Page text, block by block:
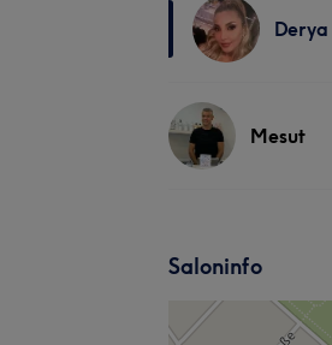
Derya
Mesut
Saloninfo